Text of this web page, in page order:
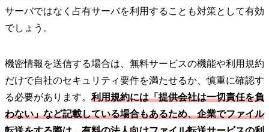
サーバではなく占有サーバを利用することも対策として有効
でしょう。
機密情報を送信する場合は、無料サービスの機能や利用規約
だけで自社のセキュリティ要件を満たせるか、慎重に確認す
る必要があります。 利用規約には「提供会社は一切責任を負
わない」など記載している場合もあるため、企業でファイル